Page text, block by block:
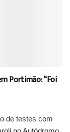
Portimão: “Foi
de testes com